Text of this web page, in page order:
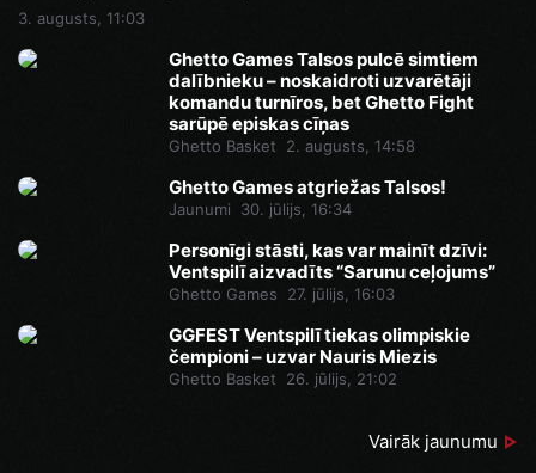
3. augusts, 11:03
Ghetto Games Talsos pulcē simtiem
dalībnieku – noskaidroti uzvarētāji
komandu turnīros, bet Ghetto Fight
sarūpē episkas cīņas
Ghetto Basket 2. augusts, 14:58
Ghetto Games atgriežas Talsos!
Jaunumi 30. jūlijs, 16:34
Personīgi stāsti, kas var mainīt dzīvi:
Ventspilī aizvadīts “Sarunu ceļojums”
Ghetto Games 27. jūlijs, 16:03
GGFEST Ventspilī tiekas olimpiskie
čempioni – uzvar Nauris Miezis
Ghetto Basket 26. jūlijs, 21:02
Vairāk jaunumu